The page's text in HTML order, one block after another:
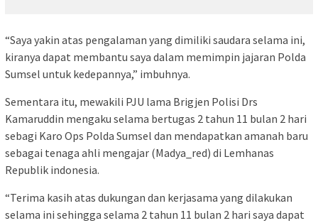
“Saya yakin atas pengalaman yang dimiliki saudara selama ini,
kiranya dapat membantu saya dalam memimpin jajaran Polda
Sumsel untuk kedepannya,” imbuhnya.
Sementara itu, mewakili PJU lama Brigjen Polisi Drs
Kamaruddin mengaku selama bertugas 2 tahun 11 bulan 2 hari
sebagi Karo Ops Polda Sumsel dan mendapatkan amanah baru
sebagai tenaga ahli mengajar (Madya_red) di Lemhanas
Republik indonesia.
“Terima kasih atas dukungan dan kerjasama yang dilakukan
selama ini sehingga selama 2 tahun 11 bulan 2 hari saya dapat